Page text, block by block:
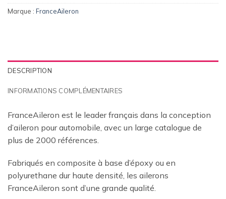
Marque : FranceAileron
DESCRIPTION
INFORMATIONS COMPLÉMENTAIRES
FranceAileron est le leader français dans la conception
d’aileron pour automobile, avec un large catalogue de
plus de 2000 références.
Fabriqués en composite à base d’époxy ou en
polyurethane dur haute densité, les ailerons
FranceAileron sont d’une grande qualité.